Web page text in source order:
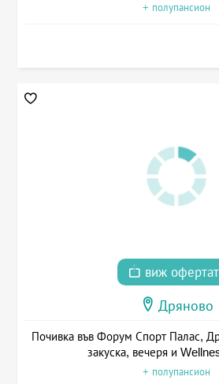
+ полупансион
виж
Дряново
Почивка във Форум Спорт Палас,
закуска, вечеря и
+ полупансион